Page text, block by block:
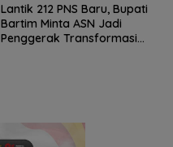
Lantik 212 PNS Baru, Bupati
Bartim Minta ASN Jadi
Penggerak Transformasi